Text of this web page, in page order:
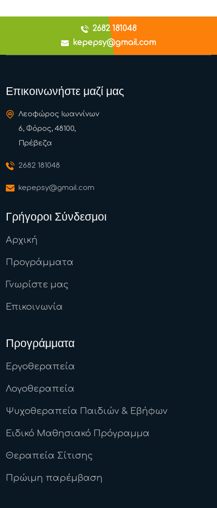
2682 181048
kepepsy@gmail.com
Επικοινωνήστε μαζί μας
Λεοφώρος Ιωαννίνων
6, Φόρος, 48100,
Πρέβεζα
2682 181048
kepepsy@gmail.com
Γρήγοροι Σύνδεσμοι
Αρχική
Προγράμματα
Γνωρίστε μας
Επικοινωνία
Προγράμματα
Εργοθεραπεία
Λογοθεραπεία
Ψυχοθεραπεία Παιδιών & Εβήφων
Ειδικό Μαθησιακό Πρόγραμμα
Θεραπεία Σίτισης
Πρώιμη παρέμβαση